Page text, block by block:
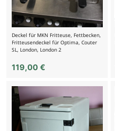
Deckel für MKN Fritteuse, Fettbecken,
Fritteusendeckel für Optima, Couter
SL, London, London 2
119,00 €